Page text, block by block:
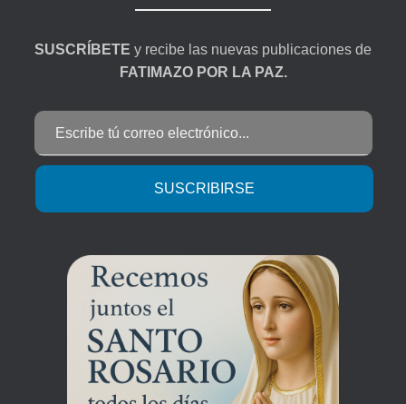
SUSCRÍBETE y recibe las nuevas publicaciones de
FATIMAZO POR LA PAZ.
SUSCRIBIRSE